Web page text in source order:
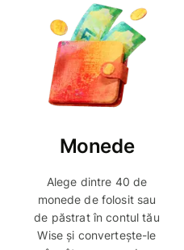
Monede
Alege dintre 40 de
monede de folosit sau
de păstrat în contul tău
Wise și convertește-le